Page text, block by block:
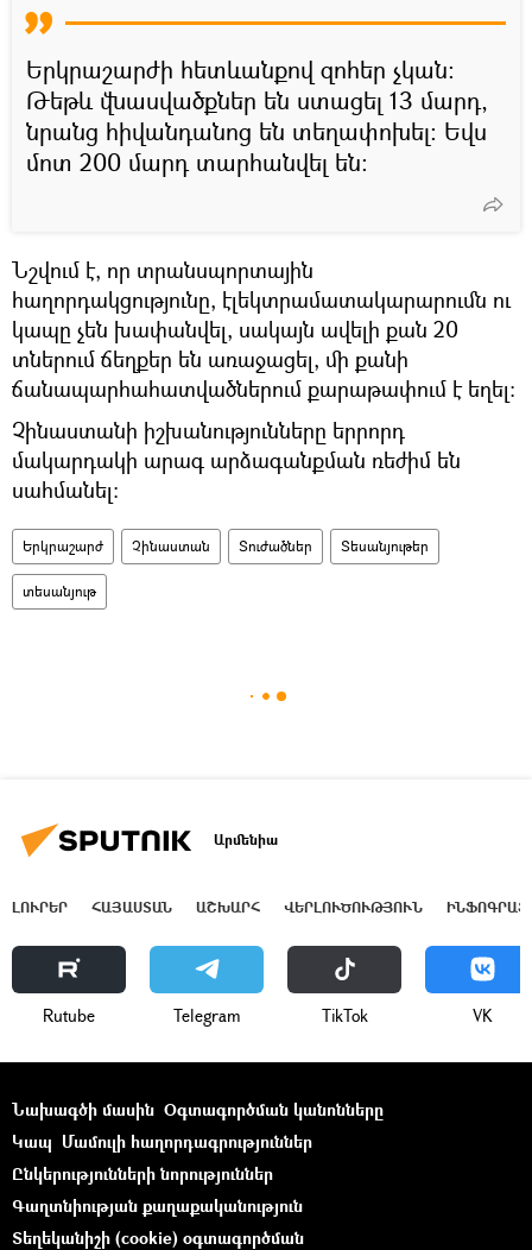
Երկրաշարժի հետևանքով զոհեր չկան։
Թեթև վնասվածքներ են ստացել 13 մարդ,
նրանց հիվանդանոց են տեղափոխել։ Եվս
մոտ 200 մարդ տարհանվել են։
Նշվում է, որ տրանսպորտային
հաղորդակցությունը, էլեկտրամատակարարումն ու
կապը չեն խափանվել, սակայն ավելի քան 20
տներում ճեղքեր են առաջացել, մի քանի
ճանապարհահատվածներում քարաթափում է եղել։
Չինաստանի իշխանությունները երրորդ
մակարդակի արագ արձագանքման ռեժիմ են
սահմանել։
Երկրաշարժ Չինաստան Տուժածներ Տեսանյութեր
տեսանյութ
Արմենիա
ԼՈՒՐԵՐ ՀԱՅԱՍՏԱՆ ԱՇԽԱՐՀ ՎԵՐԼՈՒԾՈՒԹՅՈՒՆ
Rutube Telegram ТikТоk VK
Նախագծի մասին Օգտագործման կանոնները
Կապ Մամուլի հաղորդագրություններ
Ընկերությունների նորություններ
Գաղտնիության քաղաքականություն
Տեղեկանիշի (cookie) օգտագործման